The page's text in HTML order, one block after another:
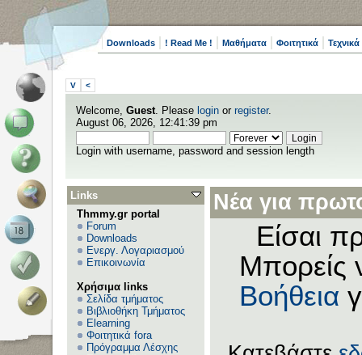
Downloads ! Read Me ! Μαθήματα Φοιτητικά
V <
Welcome, Guest. Please login or register.
August 06, 2026, 12:41:39 pm
Login with username, password and session length
Links
Thmmy.gr portal
Forum
Downloads
Ενεργ. Λογαριασμού
Επικοινωνία
Χρήσιμα links
Σελίδα τμήματος
Βιβλιοθήκη Τμήματος
Elearning
Φοιτητικά fora
Πρόγραμμα Λέσχης
Νέα για
Είσαι
Μπορείς
Βοήθεια